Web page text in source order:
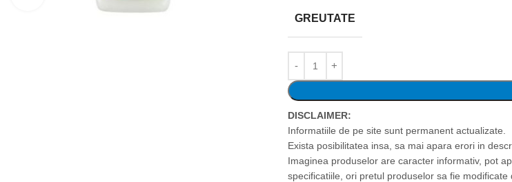
GREUTATE
DISCLAIMER:
Informatiile de pe site sunt permanent actualizate.
Exista posibilitatea insa, sa mai apara erori in
Imaginea produselor are caracter informativ, pot
specificatiile, ori pretul produselor sa fie